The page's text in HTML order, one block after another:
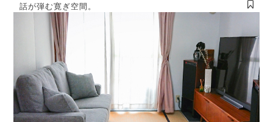
話が弾む寛ぎ空間。